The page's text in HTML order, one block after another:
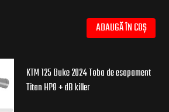
ADAUGĂ ÎN COȘ
KTM 125 Duke 2024 Toba de esapament
Titan HP8 + dB killer